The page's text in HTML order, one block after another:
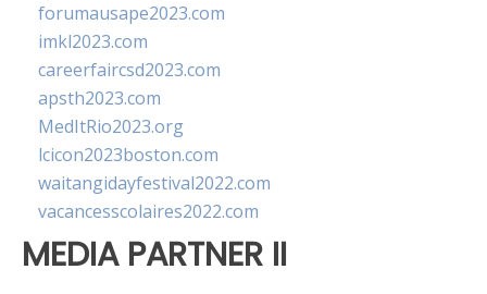
forumausape2023.com
imkl2023.com
careerfaircsd2023.com
apsth2023.com
MedItRio2023.org
lcicon2023boston.com
waitangidayfestival2022.com
vacancesscolaires2022.com
MEDIA PARTNER II